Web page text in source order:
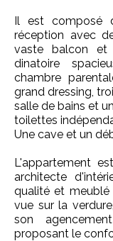
Il est composé
réception avec
vaste balcon et
dinatoire
chambre
grand dressing,
salle de bains et
toilettes
Une cave et un
L'appartement
architecte
qualité et meublé
vue sur la
son
proposant le